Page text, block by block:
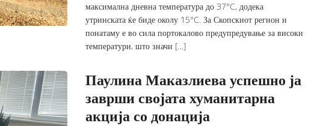
максимална дневна температура до 37°C, додека
утринската ќе биде околу 15°C. За Скопскиот регион и
понатаму е во сила портокалово предупредување за високи
температури, што значи […]
Паулина Маказлиева успешно ја
заврши својата хуманитарна
акција со донација